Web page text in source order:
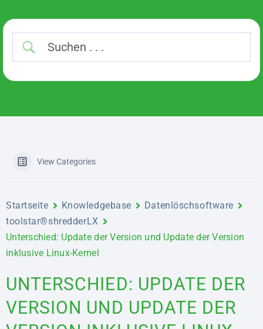
View Categories
Startseite Knowledgebase
Datenlöschsoftware
toolstar®shredderLX
Unterschied: Update der Version und Update der Version
inklusive Linux-Kernel
UNTERSCHIED: UPDATE DER
VERSION UND UPDATE DER